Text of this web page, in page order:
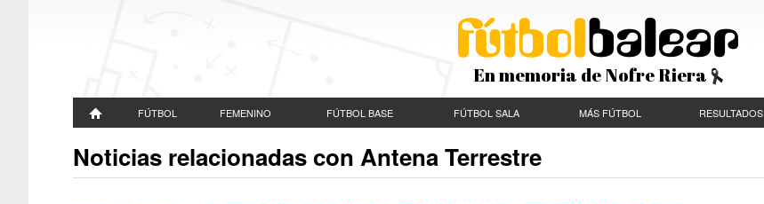
En memoria de Nofre Riera
FÚTBOL FEMENINO FÚTBOL BASE FÚTBOL SALA MÁS FÚTBOL RESULTADOS
Noticias relacionadas con Antena Terrestre